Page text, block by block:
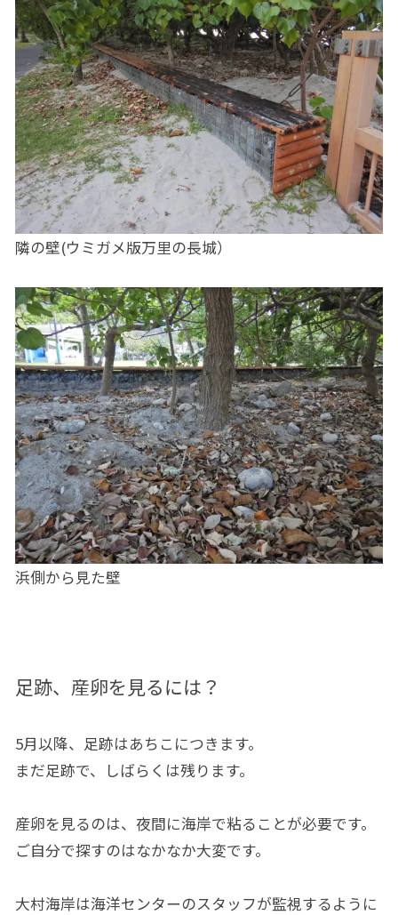
隣の壁(ウミガメ版万里の長城）
浜側から見た壁
足跡、産卵を見るには？
5月以降、足跡はあちこにつきます。
まだ足跡で、しばらくは残ります。
産卵を見るのは、夜間に海岸で粘ることが必要です。
ご自分で探すのはなかなか大変です。
大村海岸は海洋センターのスタッフが監視するように